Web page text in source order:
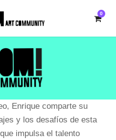
0
Enrique comparte su
y los desafíos de esta
impulsa el talento